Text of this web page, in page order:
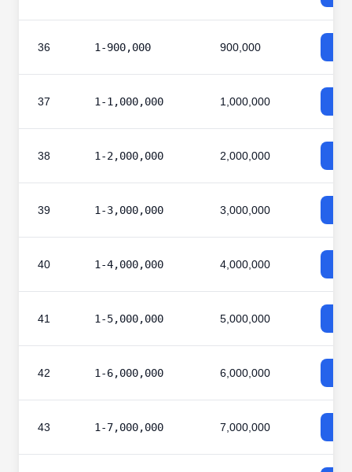
36 1-900,000 900,000
37 1-1,000,000 1,000,000
38 1-2,000,000 2,000,000
39 1-3,000,000 3,000,000
40 1-4,000,000 4,000,000
41 1-5,000,000 5,000,000
42 1-6,000,000 6,000,000
43 1-7,000,000 7,000,000